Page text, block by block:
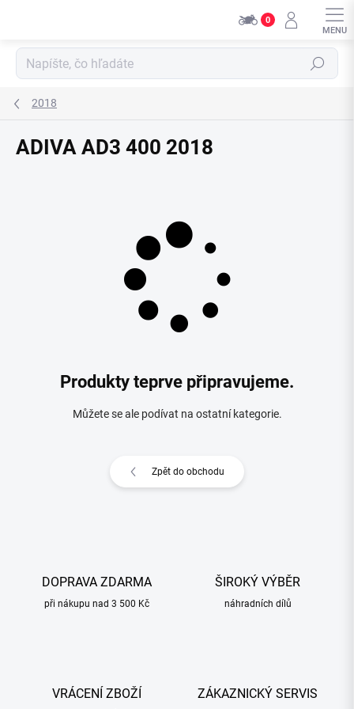
0
Hledat
2018
ADIVA AD3 400 2018
Produkty teprve připravujeme.
Můžete se ale podívat na ostatní kategorie.
Zpět do obchodu
DOPRAVA ZDARMA
při nákupu nad 3 500 Kč
ŠIROKÝ VÝBĚR
náhradních dílů
VRÁCENÍ ZBOŽÍ ZÁKAZNICKÝ SERVIS